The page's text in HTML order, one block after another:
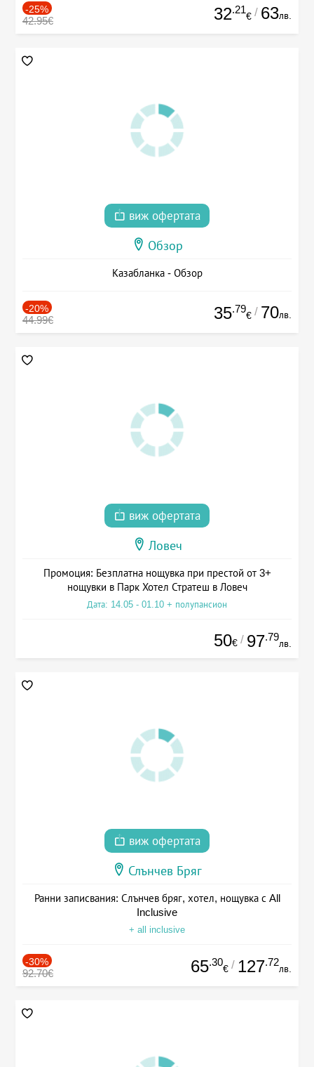
-25%
42.95€ 32.21
€ / 63лв.
виж офертата
Обзор
Казабланка - Обзор
-20%
44.99€ 35.79
€ / 70лв.
виж офертата
Ловеч
Промоция: Безплатна нощувка при престой от 3+
нощувки в Парк Хотел Стратеш в Ловеч
Дата: 14.05 - 01.10 + полупансион
50€ / 97.79
лв.
виж офертата
Слънчев Бряг
Ранни записвания: Слънчев бряг, хотел, нощувка с All
Inclusive
+ all inclusive
-30%
92.70€ 65.30
€ / 127.72
лв.